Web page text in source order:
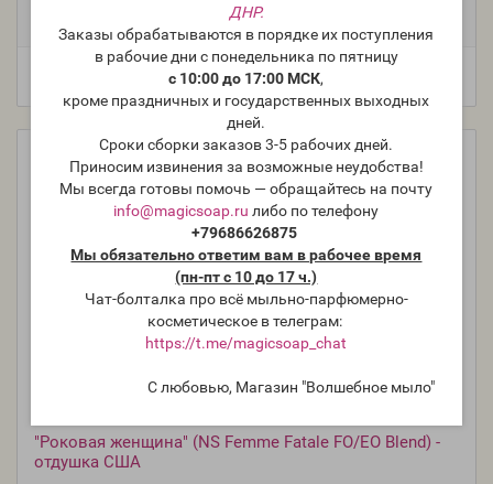
ДНР.
Заказы обрабатываются в порядке их поступления
в рабочие дни с понедельника по пятницу
с 10:00 до 17:00 МСК,
кроме праздничных и государственных выходных
дней.
Сроки сборки заказов 3-5 рабочих дней.
Приносим извинения за возможные неудобства!
Мы всегда готовы помочь — обращайтесь на почту
info@magicsoap.ru либо по телефону
+79686626875
Мы обязательно ответим вам в рабочее время
(пн-пт с 10 до 17 ч.)
Чат-болталка про всё мыльно-парфюмерно-
косметическое в телеграм:
https://t.me/magicsoap_chat
С любовью, Магазин "Волшебное мыло"
"Роковая женщина" (NS Femme Fatale FO/EO Blend) -
отдушка США